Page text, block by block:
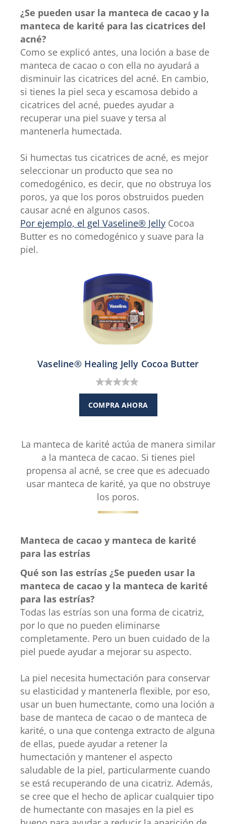
¿Se pueden usar la manteca de cacao y la
manteca de karité para las cicatrices del
acné?
Como se explicó antes, una loción a base de
manteca de cacao o con ella no ayudará a
disminuir las cicatrices del acné. En cambio,
si tienes la piel seca y escamosa debido a
cicatrices del acné, puedes ayudar a
recuperar una piel suave y tersa al
mantenerla humectada.
Si humectas tus cicatrices de acné, es mejor
seleccionar un producto que sea no
comedogénico, es decir, que no obstruya los
poros, ya que los poros obstruidos pueden
causar acné en algunos casos.
Por ejemplo, el gel Vaseline® Jelly Cocoa
Butter es no comedogénico y suave para la
piel.
Vaseline® Healing Jelly Cocoa Butter
0.0
COMPRA AHORA
La manteca de karité actúa de manera similar
a la manteca de cacao. Si tienes piel
propensa al acné, se cree que es adecuado
usar manteca de karité, ya que no obstruye
los poros.
Manteca de cacao y manteca de karité
para las estrías
Qué son las estrías ¿Se pueden usar la
manteca de cacao y la manteca de karité
para las estrías?
Todas las estrías son una forma de cicatriz,
por lo que no pueden eliminarse
completamente. Pero un buen cuidado de la
piel puede ayudar a mejorar su aspecto.
La piel necesita humectación para conservar
su elasticidad y mantenerla flexible, por eso,
usar un buen humectante, como una loción a
base de manteca de cacao o de manteca de
karité, o una que contenga extracto de alguna
de ellas, puede ayudar a retener la
humectación y mantener el aspecto
saludable de la piel, particularmente cuando
se está recuperando de una cicatriz. Además,
se cree que el hecho de aplicar cualquier tipo
de humectante con masajes en la piel es